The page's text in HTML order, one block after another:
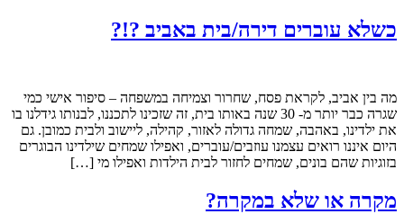
כשלא עוברים דירה/בית באביב ?!?
מה בין אביב, לקראת פסח, שחרור וצמיחה במשפחה – סיפור אישי כמי
שגרה כבר יותר מ- 30 שנה באותו בית, זה שזכינו לתכננו, לבנותו גידלנו בו
את ילדינו, באהבה, שמחה גדולה לאזור, קהילה, ליישוב ולבית כמובן. גם
היום איננו רואים עצמנו עוזבים/עוברים, ואפילו שמחים שילדינו הבוגרים
בזוגיות שהם בונים, שמחים לחזור לבית הילדות ואפילו מי […]
מקרה או שלא במקרה?